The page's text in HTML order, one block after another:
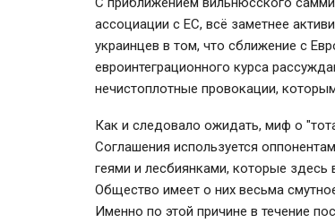
ассоциации с ЕС, всё заметнее
украинцев в том, что сближение с
евроинтеграционного курса
нечистоплотные провокации,
Как и следовало ожидать, миф о
Соглашения используется
геями и лесбиянками, которые
Общество имеет о них весьма
Именно по этой причине в течение